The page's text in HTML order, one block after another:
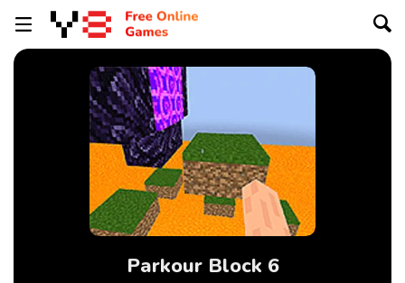
Parkour Block 6